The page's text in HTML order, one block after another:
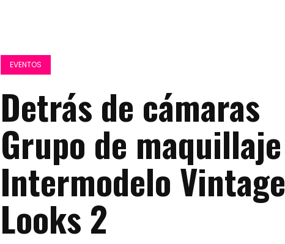
EVENTOS
Detrás de cámaras
Grupo de maquillaje
Intermodelo Vintage
Looks 2